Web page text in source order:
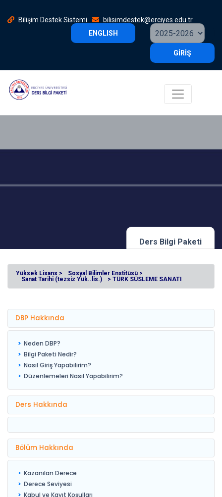
Bilişim Destek Sistemi
bilisimdestek@erciyes.edu.tr
ENGLISH
GİRİŞ
Ders Bilgi Paketi
Yüksek Lisans >
Sosyal Bilimler Enstitüsü >
Sanat Tarihi (tezsiz Yük..lis.)
> TÜRK SÜSLEME SANATI
DBP Hakkında
Neden DBP?
Bilgi Paketi Nedir?
Nasıl Giriş Yapabilirim?
Düzenlemeleri Nasıl Yapabilirim?
Ders Hakkında
Bölüm Hakkında
Kazanılan Derece
Derece Seviyesi
Kabul ve Kayıt Koşulları